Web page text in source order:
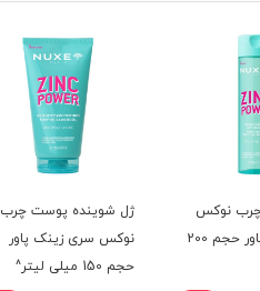
نوکس
سری زینک پاور حجم 200
ژل شوینده پوست چرب
نوکس سری زینک پاور
حجم 150 میلی لیتر^